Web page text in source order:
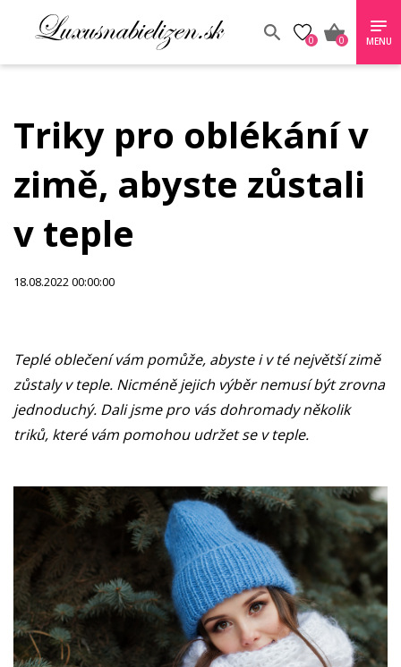
0 0 MENU
Triky pro oblékání v
zimě, abyste zůstali
v teple
18.08.2022 00:00:00
Teplé oblečení vám pomůže, abyste i v té největší zimě
zůstaly v teple. Nicméně jejich výběr nemusí být zrovna
jednoduchý. Dali jsme pro vás dohromady několik
triků, které vám pomohou udržet se v teple.